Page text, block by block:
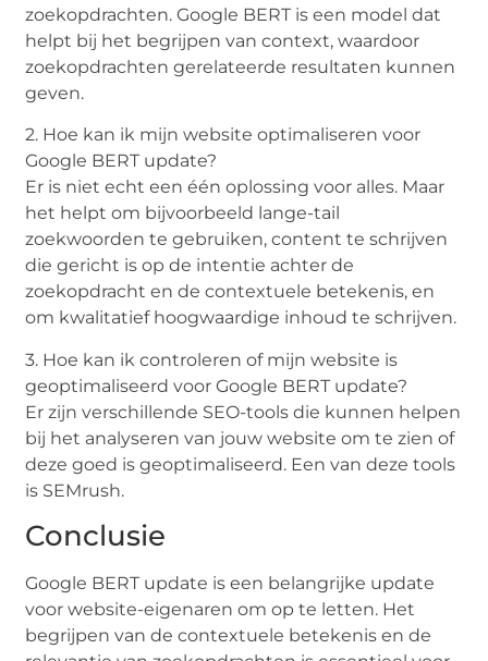
zoekopdrachten. Google BERT is een model dat
helpt bij het begrijpen van context, waardoor
zoekopdrachten gerelateerde resultaten kunnen
geven.
2. Hoe kan ik mijn website optimaliseren voor
Google BERT update?
Er is niet echt een één oplossing voor alles. Maar
het helpt om bijvoorbeeld lange-tail
zoekwoorden te gebruiken, content te schrijven
die gericht is op de intentie achter de
zoekopdracht en de contextuele betekenis, en
om kwalitatief hoogwaardige inhoud te schrijven.
3. Hoe kan ik controleren of mijn website is
geoptimaliseerd voor Google BERT update?
Er zijn verschillende SEO-tools die kunnen helpen
bij het analyseren van jouw website om te zien of
deze goed is geoptimaliseerd. Een van deze tools
is SEMrush.
Conclusie
Google BERT update is een belangrijke update
voor website-eigenaren om op te letten. Het
begrijpen van de contextuele betekenis en de